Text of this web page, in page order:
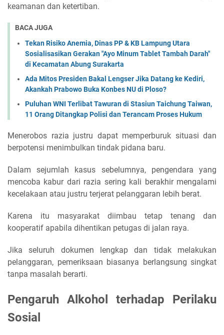
keamanan dan ketertiban.
BACA JUGA
Tekan Risiko Anemia, Dinas PP & KB Lampung Utara
Sosialisasikan Gerakan "Ayo Minum Tablet Tambah Darah"
di Kecamatan Abung Surakarta
Ada Mitos Presiden Bakal Lengser Jika Datang ke Kediri,
Akankah Prabowo Buka Konbes NU di Ploso?
Puluhan WNI Terlibat Tawuran di Stasiun Taichung Taiwan,
11 Orang Ditangkap Polisi dan Terancam Proses Hukum
Menerobos razia justru dapat memperburuk situasi dan
berpotensi menimbulkan tindak pidana baru.
Dalam sejumlah kasus sebelumnya, pengendara yang
mencoba kabur dari razia sering kali berakhir mengalami
kecelakaan atau justru terjerat pelanggaran lebih berat.
Karena itu masyarakat diimbau tetap tenang dan
kooperatif apabila dihentikan petugas di jalan raya.
Jika seluruh dokumen lengkap dan tidak melakukan
pelanggaran, pemeriksaan biasanya berlangsung singkat
tanpa masalah berarti.
Pengaruh Alkohol terhadap Perilaku
Sosial